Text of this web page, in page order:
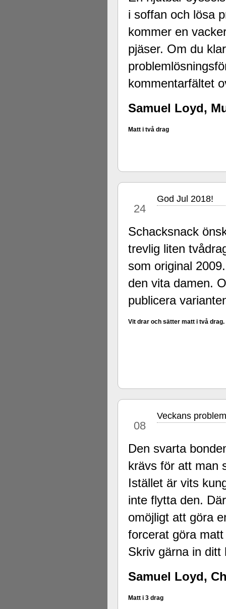
i soffan och lösa
kommer en
pjäser. Om du
kommentarfältet
Samuel Loyd,
Matt i två drag
24
God Jul 2018!
Schacksnack
trevlig liten
som original
den vita damen.
publicera
Vit drar och sätter matt i två drag.
08
Veckans
Den svarta
krävs för att man
Istället är vits
inte flytta den.
omöjligt att göra
forcerat göra
Skriv gärna in ditt
Samuel Loyd,
Matt i 3 drag